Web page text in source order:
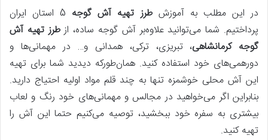
در این مطلب به آموزشطرز تهیه آش گوجه
5 استان ایران
پرداختیم. شما می‌توانید علاوه‌بر آش گوجه ساده، ازطرز تهیه آش
گوجه کرمانشاهی، تبریزی، ترکی، همدانی و… در مهمانی‌ها و
دورهمی‌های خود استفاده کنید. همان‌طورکه دیدید شما برای تهیه
این آش محلی خوشمزه تنها به چند قلم مواد اولیه احتیاج دارید.
بنابراین اگر می‌خواهید در مجالس و مهمانی‌های خود رنگ و لعاب
بیشتری به سفره خود ببخشید، توصیه می‌کنیم حتما این آش را
تهیه کنید.